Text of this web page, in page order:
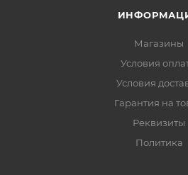
Магазины
Условия
Условия
Гарантия на
Реквизиты
Политика